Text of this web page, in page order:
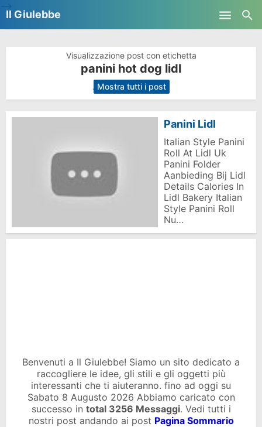
Il Giulebbe
Visualizzazione post con etichetta
panini hot dog lidl
. Mostra tutti i post
Panini Lidl
Italian Style Panini
Roll At Lidl Uk
Panini Folder
Aanbieding Bij Lidl
Details Calories In
Lidl Bakery Italian
Style Panini Roll
Nu…
Benvenuti a Il Giulebbe! Siamo un sito dedicato a
raccogliere le idee, gli stili e gli oggetti più
interessanti che ti aiuteranno. fino ad oggi su
Sabato 8 Augusto 2026 Abbiamo caricato con
successo in total 3256 Messaggi. Vedi tutti i
nostri post andando ai post Pagina Sommario